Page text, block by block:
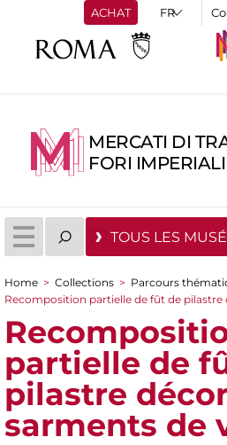
ACHAT
MERCATI DI
FORI IMPERIALI
TOUS LES
You are here
Home > Collections > Parcours
Recomposition partielle de fût de
partielle de
pilastre
sarments de